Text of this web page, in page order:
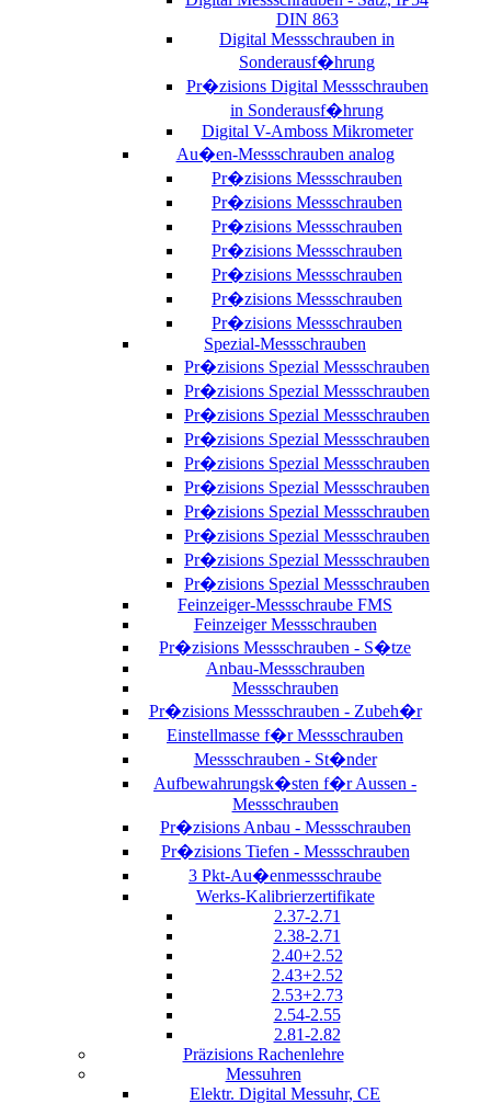
DIN 863
Digital Messschrauben in
Sonderausf�hrung
Pr�zisions Digital Messschrauben
in Sonderausf�hrung
Digital V-Amboss Mikrometer
Au�en-Messschrauben analog
Pr�zisions Messschrauben
Pr�zisions Messschrauben
Pr�zisions Messschrauben
Pr�zisions Messschrauben
Pr�zisions Messschrauben
Pr�zisions Messschrauben
Pr�zisions Messschrauben
Spezial-Messschrauben
Pr�zisions Spezial Messschrauben
Pr�zisions Spezial Messschrauben
Pr�zisions Spezial Messschrauben
Pr�zisions Spezial Messschrauben
Pr�zisions Spezial Messschrauben
Pr�zisions Spezial Messschrauben
Pr�zisions Spezial Messschrauben
Pr�zisions Spezial Messschrauben
Pr�zisions Spezial Messschrauben
Pr�zisions Spezial Messschrauben
Feinzeiger-Messschraube FMS
Feinzeiger Messschrauben
Pr�zisions Messschrauben - S�tze
Anbau-Messschrauben
Messschrauben
Pr�zisions Messschrauben - Zubeh�r
Einstellmasse f�r Messschrauben
Messschrauben - St�nder
Aufbewahrungsk�sten f�r Aussen -
Messschrauben
Pr�zisions Anbau - Messschrauben
Pr�zisions Tiefen - Messschrauben
3 Pkt-Au�enmessschraube
Werks-Kalibrierzertifikate
2.37-2.71
2.38-2.71
2.40+2.52
2.43+2.52
2.53+2.73
2.54-2.55
2.81-2.82
Präzisions Rachenlehre
Messuhren
Elektr. Digital Messuhr, CE